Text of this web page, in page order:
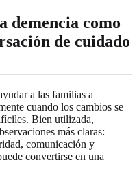
demencia como
de cuidado
a las familias a
cuando los cambios se
Bien utilizada,
más claras:
comunicación y
convertirse en una